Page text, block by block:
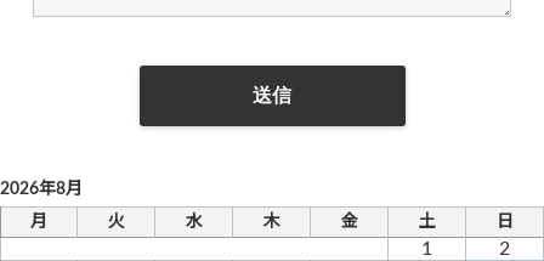
2026年8月
月
火 水 木 金 土 日
1
2